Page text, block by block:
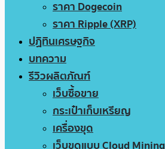
ราคา Dogecoin
ราคา Ripple (XRP)
ปฏิทินเศรษฐกิจ
บทความ
รีวิวผลิตภัณฑ์
เว็บซื้อขาย
กระเป๋าเก็บเหรียญ
เครื่องขุด